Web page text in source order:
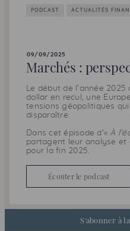
PODCAST ACTUALITÉS
09/09/2025
Marchés :
Le début de l’année
dollar en recul, une
tensions géopolitiques qui
disparaître.
Dans cet épisode d'« À
partagent leur analyse et
pour la fin 2025.
Écouter le podcast
S'abonner à